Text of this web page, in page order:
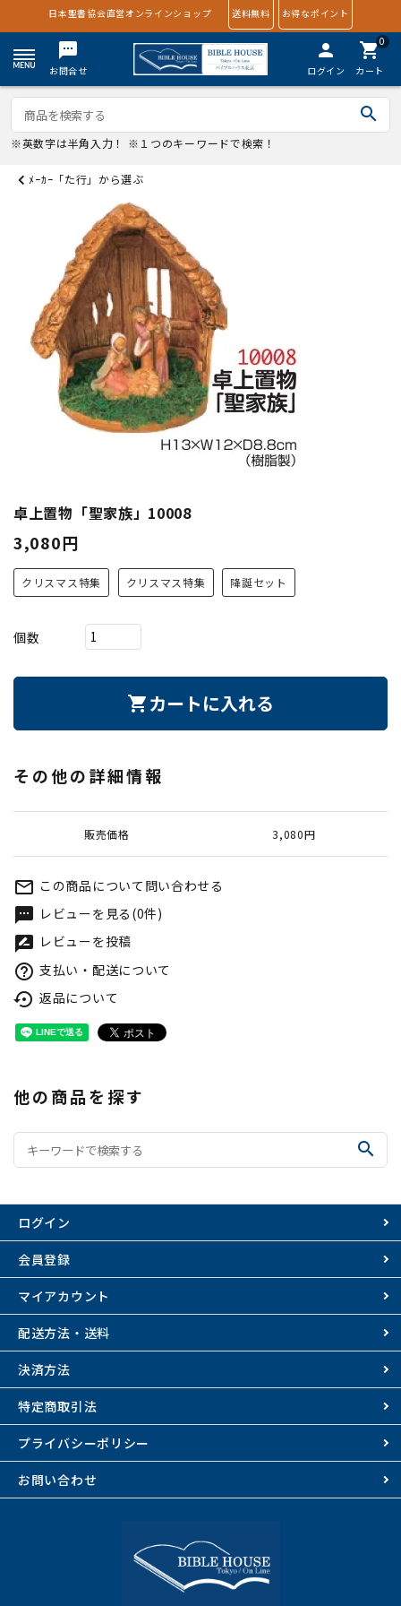
日本聖書協会直営オンラインショップ 送料無料 お得なポイント
textsms
お問合せ
person
ログイン
0
shopping_cart
カート
search
※英数字は半角入力！ ※１つのキーワードで検索！
ﾒｰｶｰ「た行」から選ぶ
卓上置物「聖家族」10008
3,080円
クリスマス特集 クリスマス特集 降誕セット
個数
shopping_cart カートに入れる
その他の詳細情報
販売価格 3,080円
mail_outline この商品について問い合わせる
textsms レビューを見る(0件)
rate_review レビューを投稿
help_outline 支払い・配送について
settings_backup_restore 返品について
他の商品を探す
search
ログイン
会員登録
マイアカウント
配送方法・送料
決済方法
特定商取引法
プライバシーポリシー
お問い合わせ